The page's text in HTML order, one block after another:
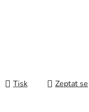
Tisk Zeptat se